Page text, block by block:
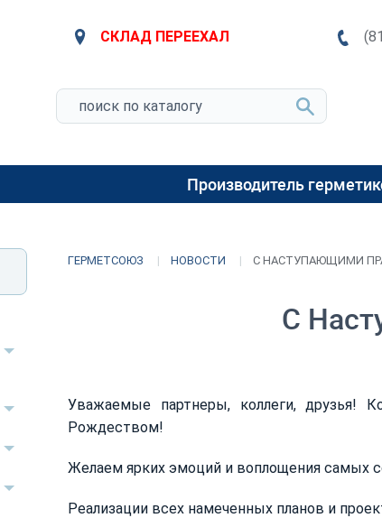
СКЛАД ПЕРЕЕХАЛ
Производитель
ГЕРМЕТСОЮЗ НОВОСТИ С НАСТУПАЮЩИМИ
С
Уважаемые партнеры, коллеги, друзья!
Рождеством!
Желаем ярких эмоций и воплощения самых
Реализации всех намеченных планов и